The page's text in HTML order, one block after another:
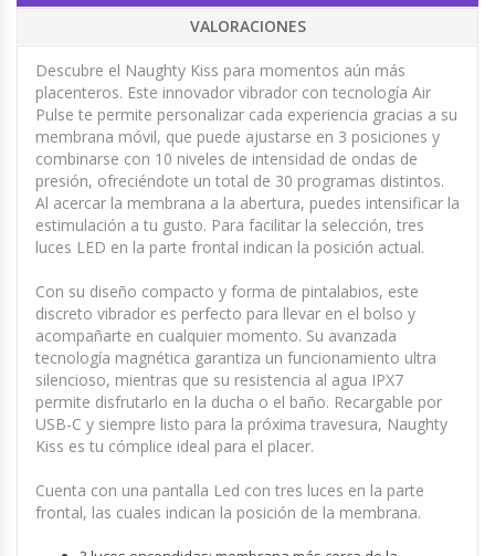
VALORACIONES
Descubre el Naughty Kiss para momentos aún más
placenteros. Este innovador vibrador con tecnología Air
Pulse te permite personalizar cada experiencia gracias a su
membrana móvil, que puede ajustarse en 3 posiciones y
combinarse con 10 niveles de intensidad de ondas de
presión, ofreciéndote un total de 30 programas distintos.
Al acercar la membrana a la abertura, puedes intensificar la
estimulación a tu gusto. Para facilitar la selección, tres
luces LED en la parte frontal indican la posición actual.
Con su diseño compacto y forma de pintalabios, este
discreto vibrador es perfecto para llevar en el bolso y
acompañarte en cualquier momento. Su avanzada
tecnología magnética garantiza un funcionamiento ultra
silencioso, mientras que su resistencia al agua IPX7
permite disfrutarlo en la ducha o el baño. Recargable por
USB-C y siempre listo para la próxima travesura, Naughty
Kiss es tu cómplice ideal para el placer.
Cuenta con una pantalla Led con tres luces en la parte
frontal, las cuales indican la posición de la membrana.